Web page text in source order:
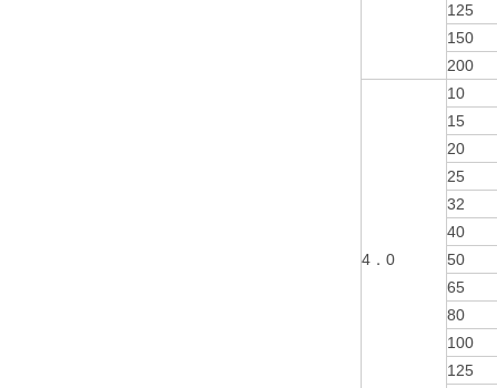
125
150
200
4．0
10
15
20
25
32
40
50
65
80
100
125